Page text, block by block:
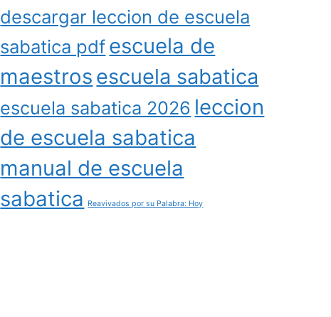
descargar leccion de escuela
sabatica pdfescuela de
maestros escuela sabatica
escuela sabatica 2026 leccion
de escuela sabatica
manual de escuela
sabatica
Reavivados por su Palabra: Hoy